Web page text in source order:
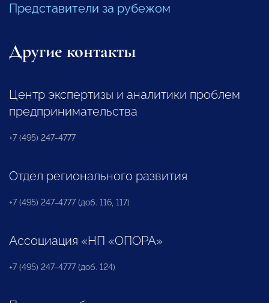
Представители за рубежом
Другие контакты
Центр экспертизы и аналитики проблем
предпринимательства
+7 (495) 247-4777
Отдел регионального развития
+7 (495) 247-4777 (доб. 116, 117)
Ассоциация «НП «ОПОРА»
+7 (495) 247-4777 (доб. 124)